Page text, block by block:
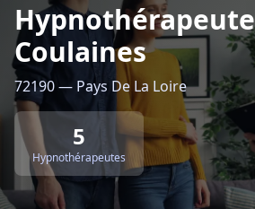
Coulaines
72190 — Pays De La Loire
5
Hypnothérapeutes